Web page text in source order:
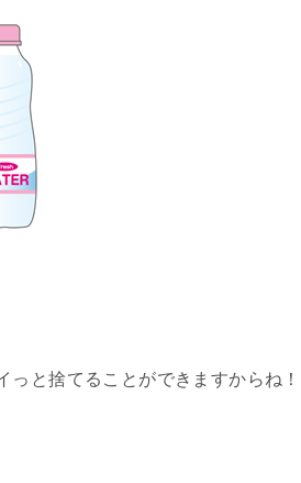
と捨てることができますからね！